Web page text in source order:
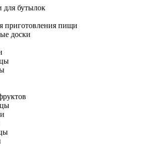
для бутылок
приготовления пищи
доски